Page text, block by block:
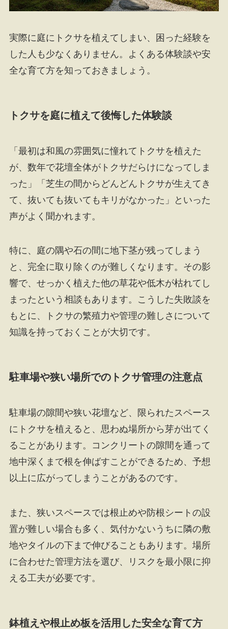
実際に庭にトクサを植えてしまい、困った経験を
した人も少なくありません。よくある体験談や安
全な育て方を知っておきましょう。
トクサを庭に植えて後悔した体験談
「最初は和風の雰囲気に憧れてトクサを植えた
が、数年で花壇全体がトクサだらけになってしま
った」「芝生の間からどんどんトクサが生えてき
て、抜いても抜いてもキリがなかった」といった
声がよく聞かれます。
特に、庭の隅や石の間に地下茎が残ってしまう
と、完全に取り除くのが難しくなります。その影
響で、せっかく植えた他の草花や低木が枯れてし
まったという相談もあります。こうした失敗談を
もとに、トクサの繁殖力や管理の難しさについて
知識を持っておくことが大切です。
駐車場や狭い場所でのトクサ管理の注意点
駐車場の隙間や狭い花壇など、限られたスペース
にトクサを植えると、思わぬ場所から芽が出てく
ることがあります。コンクリートの隙間を通って
地中深くまで根を伸ばすことができるため、予想
以上に広がってしまうことがあるのです。
また、狭いスペースでは根止めや防根シートの設
置が難しい場合も多く、気付かないうちに隣の敷
地やタイルの下まで伸びることもあります。場所
に合わせた管理方法を選び、リスクを最小限に抑
える工夫が必要です。
鉢植えや根止め板を活用した安全な育て方